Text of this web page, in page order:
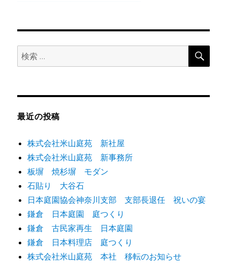
検
索:
検
最近の投稿
株式会社米山庭苑 新社屋
株式会社米山庭苑 新事務所
板塀 焼杉塀 モダン
石貼り 大谷石
日本庭園協会神奈川支部 支部長退任 祝いの宴
鎌倉 日本庭園 庭つくり
鎌倉 古民家再生 日本庭園
鎌倉 日本料理店 庭つくり
株式会社米山庭苑 本社 移転のお知らせ